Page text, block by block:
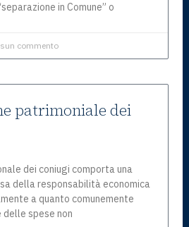
in Comune” o
commento
patrimoniale dei
dei coniugi comporta una
della responsabilità economica
a quanto comunemente
spese non